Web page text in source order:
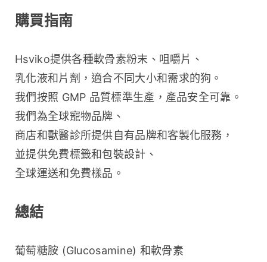
購買指南
Hsviko提供各種軟骨素粉末、咀嚼片、
乳化液和片劑，適合不同大小和需求的狗。
我們按照 GMP 品質標準生產，產品安全可靠。
我們為全球寵物品牌、
商店和獸醫診所提供自有品牌和客製化服務，
並提供免費標籤和包裝設計、
全球運送和免費樣品。
總結
葡萄糖胺 (Glucosamine) 和軟骨素